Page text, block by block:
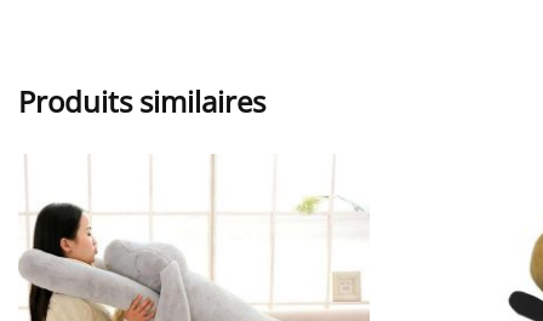
Produits similaires